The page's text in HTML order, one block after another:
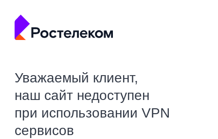
Уважаемый клиент,
наш сайт недоступен
при использовании VPN
сервисов